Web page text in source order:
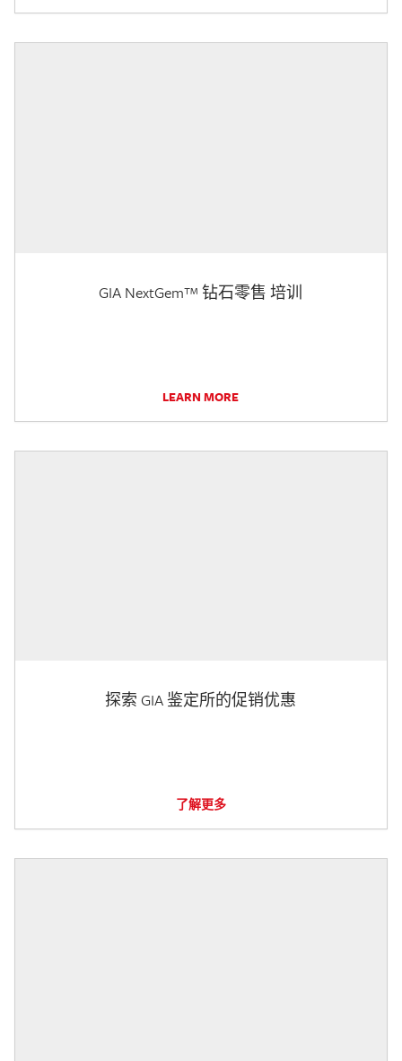
GIA NextGem™ 钻石零售 培训
LEARN MORE
探索 GIA 鉴定所的促销优惠
了解更多